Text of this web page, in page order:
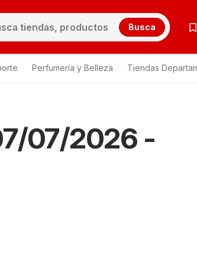
Busca
Perfumería y Belleza Tiendas
07/2026 -